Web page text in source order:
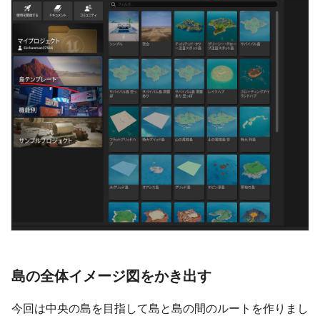
島の全体イメージ図をかき出す
今回は中央の島を目指して島と島の間のルートを作りまし